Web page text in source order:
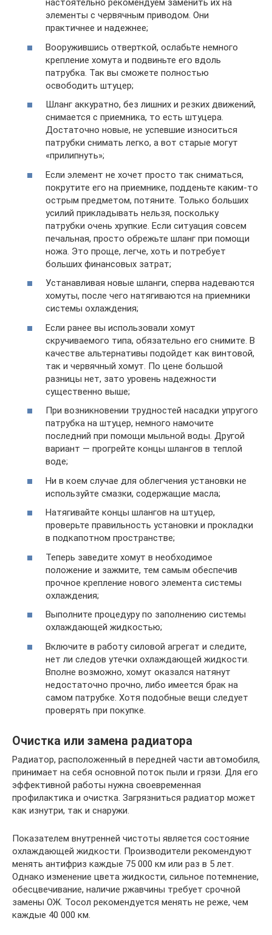
настоятельно рекомендуем заменить их на
элементы с червячным приводом. Они
практичнее и надежнее;
Вооружившись отверткой, ослабьте немного
крепление хомута и подвиньте его вдоль
патрубка. Так вы сможете полностью
освободить штуцер;
Шланг аккуратно, без лишних и резких движений,
снимается с приемника, то есть штуцера.
Достаточно новые, не успевшие износиться
патрубки снимать легко, а вот старые могут
«прилипнуть»;
Если элемент не хочет просто так сниматься,
покрутите его на приемнике, подденьте каким-то
острым предметом, потяните. Только больших
усилий прикладывать нельзя, поскольку
патрубки очень хрупкие. Если ситуация совсем
печальная, просто обрежьте шланг при помощи
ножа. Это проще, легче, хоть и потребует
больших финансовых затрат;
Устанавливая новые шланги, сперва надеваются
хомуты, после чего натягиваются на приемники
системы охлаждения;
Если ранее вы использовали хомут
скручиваемого типа, обязательно его снимите. В
качестве альтернативы подойдет как винтовой,
так и червячный хомут. По цене большой
разницы нет, зато уровень надежности
существенно выше;
При возникновении трудностей насадки упругого
патрубка на штуцер, немного намочите
последний при помощи мыльной воды. Другой
вариант — прогрейте концы шлангов в теплой
воде;
Ни в коем случае для облегчения установки не
используйте смазки, содержащие масла;
Натягивайте концы шлангов на штуцер,
проверьте правильность установки и прокладки
в подкапотном пространстве;
Теперь заведите хомут в необходимое
положение и зажмите, тем самым обеспечив
прочное крепление нового элемента системы
охлаждения;
Выполните процедуру по заполнению системы
охлаждающей жидкостью;
Включите в работу силовой агрегат и следите,
нет ли следов утечки охлаждающей жидкости.
Вполне возможно, хомут оказался натянут
недостаточно прочно, либо имеется брак на
самом патрубке. Хотя подобные вещи следует
проверять при покупке.
Очистка или замена радиатора
Радиатор, расположенный в передней части автомобиля,
принимает на себя основной поток пыли и грязи. Для его
эффективной работы нужна своевременная
профилактика и очистка. Загрязниться радиатор может
как изнутри, так и снаружи.
Показателем внутренней чистоты является состояние
охлаждающей жидкости. Производители рекомендуют
менять антифриз каждые 75 000 км или раз в 5 лет.
Однако изменение цвета жидкости, сильное потемнение,
обесцвечивание, наличие ржавчины требует срочной
замены ОЖ. Тосол рекомендуется менять не реже, чем
каждые 40 000 км.